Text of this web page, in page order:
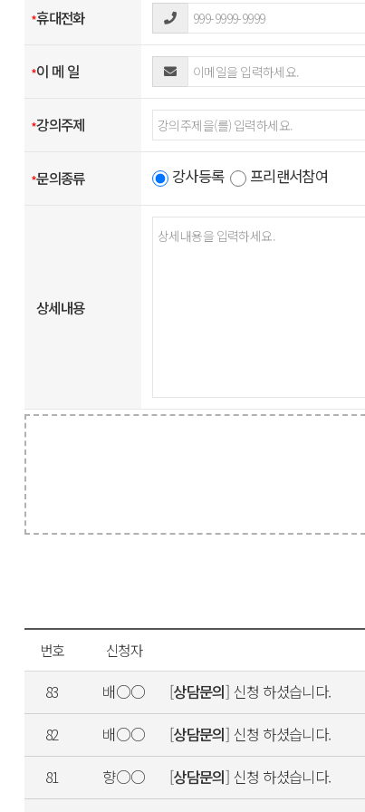
- 설문조사 , 이벤트 등의 목적을 위하여 수집한 경우 : 당해 설
다만, 상법 및 전자상거래등에서의 소비자보호에 관한 법률
- 계약 또는 청약철회 등에 관한 기록 : 5 년
- 대금결제 및 재화등의 공급에 관한 기록 : 5 년
- 소비자의 불만 또는 분쟁처리에 관한 기록 : 3 년
*휴대전화
*이 메 일
*강의주제
*문의종류 강사등록 프리랜서참여
상세내용
번호 신청자
83
배○○ [상담문의] 신청 하셨습니다.
82 배○○ [상담문의] 신청 하셨습니다.
81 향○○ [상담문의] 신청 하셨습니다.